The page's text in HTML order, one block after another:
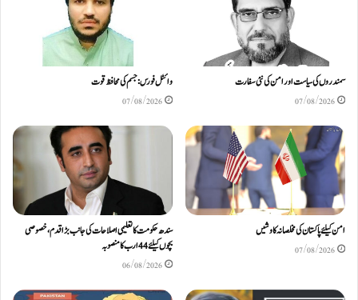
سمندروں کی سیاست اور امن کی نئی سفارت
07/08/2026
وائٹل فورس: جسم کی محافظ قوت
07/08/2026
امن کیلئے پاکستان کی مخلصانہ کاوشیں
07/08/2026
سندھ حکومت کا تعلیمی اصلاحات کی جانب بڑا قدم، خصوصی
بچوں کیلئے44 ارب کا منصوبہ
06/08/2026